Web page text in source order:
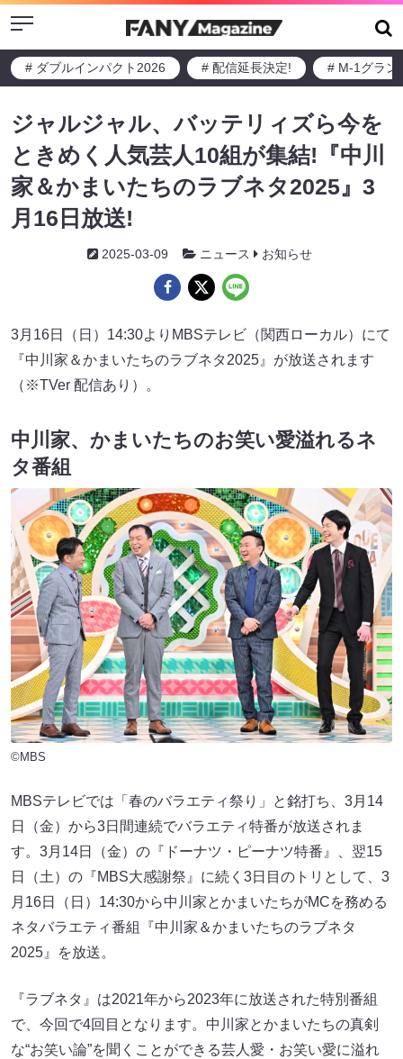
Menu
# ダブルインパクト2026 # 配信延長決定! # M-1グラン
ジャルジャル、バッテリィズら今を
ときめく人気芸人10組が集結!『中川
家＆かまいたちのラブネタ2025』3
月16日放送!
2025-03-09 ニュース お知らせ
3月16日（日）14:30よりMBSテレビ（関西ローカル）にて
『中川家＆かまいたちのラブネタ2025』が放送されます
（※TVer 配信あり）。
中川家、かまいたちのお笑い愛溢れるネ
タ番組
©MBS
MBSテレビでは「春のバラエティ祭り」と銘打ち、3月14
日（金）から3日間連続でバラエティ特番が放送されま
す。3月14日（金）の『ドーナツ・ピーナツ特番』、翌15
日（土）の『MBS大感謝祭』に続く3日目のトリとして、3
月16日（日）14:30から中川家とかまいたちがMCを務める
ネタバラエティ番組『中川家＆かまいたちのラブネタ
2025』を放送。
『ラブネタ』は2021年から2023年に放送された特別番組
で、今回で4回目となります。中川家とかまいたちの真剣
な“お笑い論”を聞くことができる芸人愛・お笑い愛に溢れ